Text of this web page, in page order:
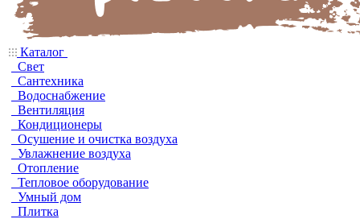
Каталог
Свет
Сантехника
Водоснабжение
Вентиляция
Кондиционеры
Осушение и очистка воздуха
Увлажнение воздуха
Отопление
Тепловое оборудование
Умный дом
Плитка